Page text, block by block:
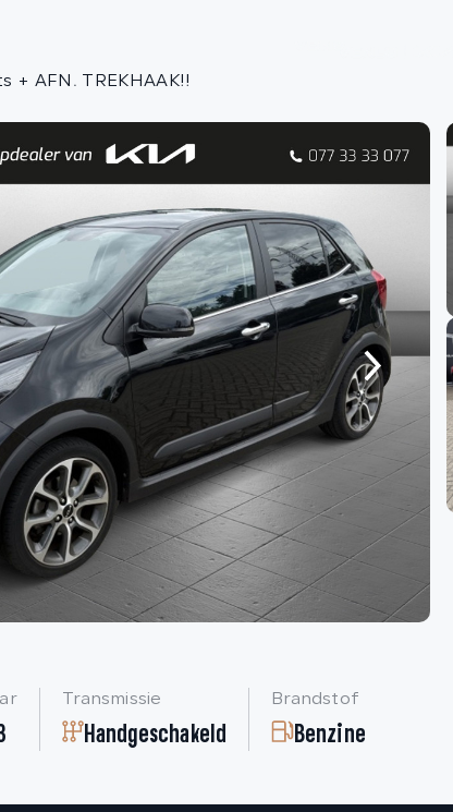
+ AFN. TREKHAAK!!
Transmissie
Handgeschakeld
Brandstof
Benzine